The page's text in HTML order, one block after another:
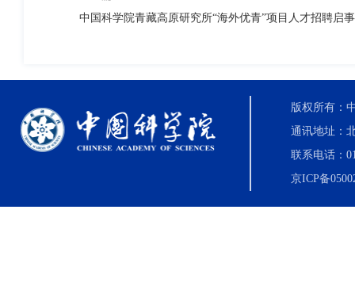
中国科学院青藏高原研究所“海外优青”项目人才招聘启
版权所有：
通讯地址：
联系电话：
京ICP备